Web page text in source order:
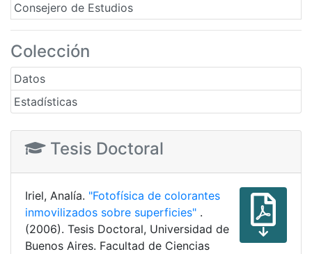
Consejero de Estudios
Colección
Datos
Estadísticas
Tesis Doctoral
Iriel, Analía. "Fotofísica de colorantes
inmovilizados sobre superficies" .
(2006). Tesis Doctoral, Universidad de
Buenos Aires. Facultad de Ciencias